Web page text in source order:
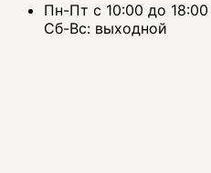
Пн-Пт с 10:00 до 18:00
Сб-Вс: выходной